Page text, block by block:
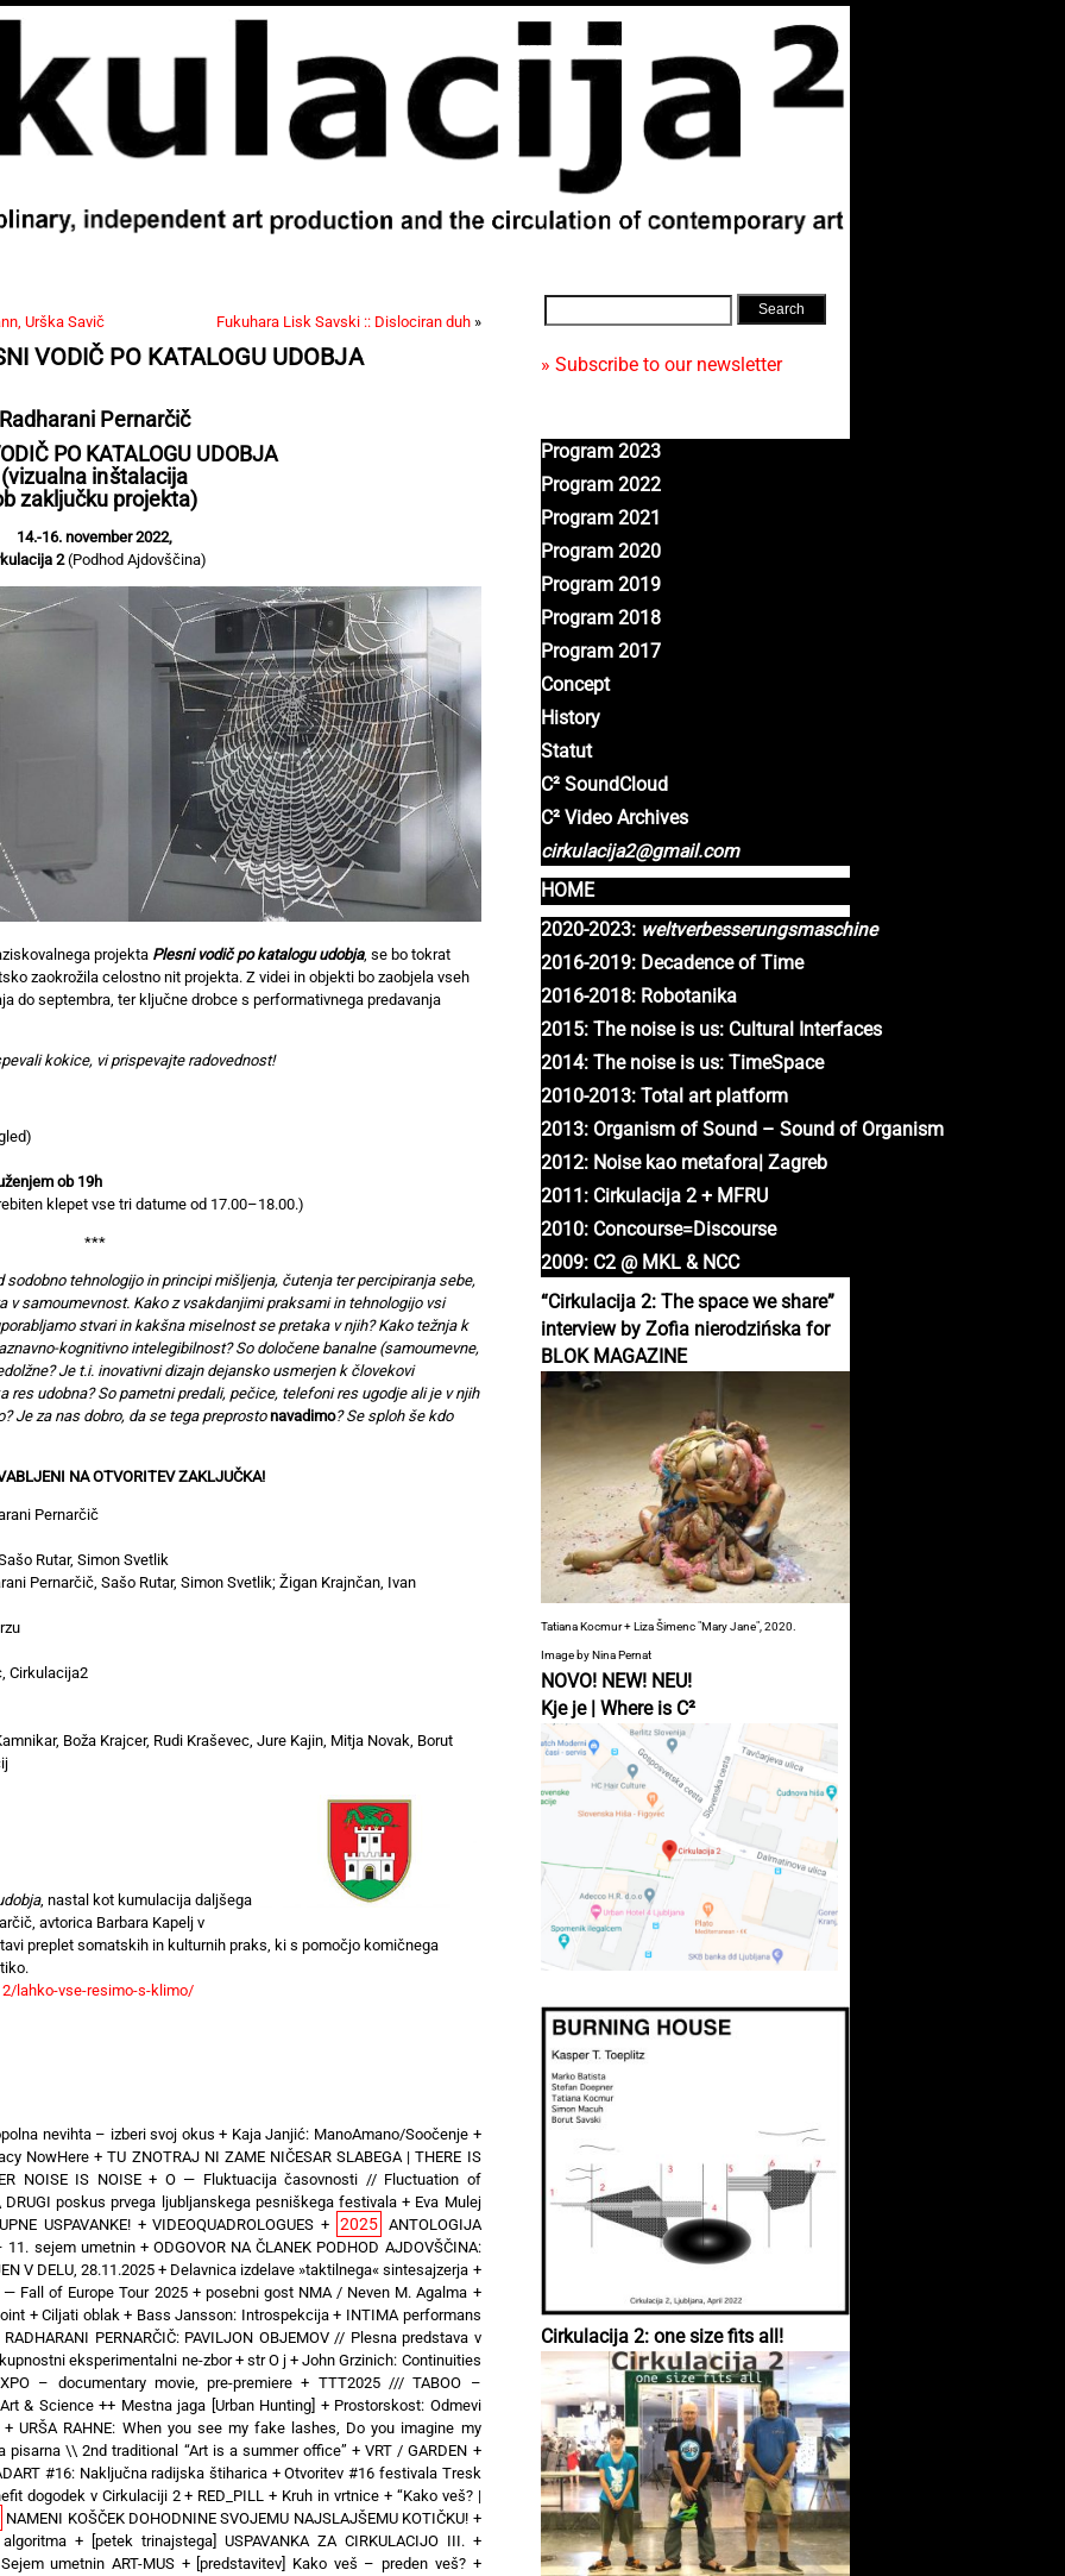
» Subscribe to our newsletter
Program 2023
Program 2022
Program 2021
Program 2020
Program 2019
Program 2018
Program 2017
Concept
History
Statut
C² SoundCloud
C² Video Archives
cirkulacija2@gmail.com
HOME
2020-2023: weltverbesserungsmaschine
2016-2019: Decadence of Time
2016-2018: Robotanika
2015: The noise is us: Cultural Interfaces
2014: The noise is us: TimeSpace
2010-2013: Total art platform
2013: Organism of Sound – Sound of Organism
2012: Noise kao metafora| Zagreb
2011: Cirkulacija 2 + MFRU
2010: Concourse=Discourse
2009: C2 @ MKL & NCC
“Cirkulacija 2: The space we share”
interview by Zofia nierodzińska for
BLOK MAGAZINE
Tatiana Kocmur + Liza Šimenc "Mary Jane", 2020.
Image by Nina Pernat
NOVO! NEW! NEU!
Kje je | Where is C²
Cirkulacija 2: one size fits all!
Urška Savič Fukuhara Lisk Savski :: Dislociran duh»
VODIČ PO KATALOGU UDOBJA
Radharani Pernarčič
PO KATALOGU UDOBJA
(vizualna inštalacija
zaključku projekta)
14.-16. november 2022,
2(Podhod Ajdovščina)
projekta Plesni vodič po katalogu udobja, se bo tokrat
zaokrožila celostno nit projekta. Z videi in objekti bo zaobjela vseh
do septembra, ter ključne drobce s performativnega predavanja
kokice, vi prispevajte radovednost!
ob 19h
klepet vse tri datume od 17.00–18.00.)
***
tehnologijo in principi mišljenja, čutenja ter percipiranja sebe,
v samoumevnost. Kako z vsakdanjimi praksami in tehnologijo vsi
stvari in kakšna miselnost se pretaka v njih? Kako težnja k
kognitivno intelegibilnost? So določene banalne (samoumevne,
Je t.i. inovativni dizajn dejansko usmerjen k človekovi
res udobna? So pametni predali, pečice, telefoni res ugodje ali je v njih
Je za nas dobro, da se tega preprostonavadimo? Se sploh še kdo
NA OTVORITEV ZAKLJUČKA!
Pernarčič
Rutar, Simon Svetlik
Pernarčič, Sašo Rutar, Simon Svetlik; Žigan Krajnčan, Ivan
Cirkulacija2
Boža Krajcer, Rudi Kraševec, Jure Kajin, Mitja Novak, Borut
, nastal kot kumulacija daljšega
avtorica Barbara Kapelj v
preplet somatskih in kulturnih praks, ki s pomočjo komičnega
lahko-vse-resimo-s-klimo/
nevihta – izberi svoj okus + Kaja Janjić: ManoAmano/Soočenje+
NowHere +TU ZNOTRAJ NI ZAME NIČESAR SLABEGA | THERE IS
NOISE IS NOISE+ O — Fluktuacija časovnosti // Fluctuation of
poskus prvega ljubljanskega pesniškega festivala+ Eva Mulej
USPAVANKE!+VIDEOQUADROLOGUES + 2025
ANTOLOGIJA
11. sejem umetnin+ODGOVOR NA ČLANEK PODHOD AJDOVŠČINA:
V DELU, 28.11.2025 + Delavnica izdelave »taktilnega« sintesajzerja +
— Fall of Europe Tour 2025 + posebni gost NMA / Neven M. Agalma +
+Ciljati oblak+ Bass Jansson: Introspekcija+ INTIMA performans
RADHARANI PERNARČIČ: PAVILJON OBJEMOV // Plesna predstava v
eksperimentalni ne-zbor+ str O j +John Grzinich: Continuities
– documentary movie, pre-premiere + TTT2025 /// TABOO –
& Science ++ Mestna jaga [Urban Hunting] + Prostorskost: Odmevi
+URŠA RAHNE: When you see my fake lashes, Do you imagine my
pisarna \\ 2nd traditional “Art is a summer office” +VRT / GARDEN +
#16: Naključna radijska štiharica +Otvoritev #16 festivala Tresk
dogodek v Cirkulaciji 2+ RED_PILL + Kruh in vrtnice+ “Kako veš? |
NAMENI KOŠČEK DOHODNINE SVOJEMU NAJSLAJŠEMU KOTIČKU! +
+
[petek trinajstega] USPAVANKA ZA CIRKULACIJO III. +
umetnin ART-MUS + [predstavitev] Kako veš – preden veš?+